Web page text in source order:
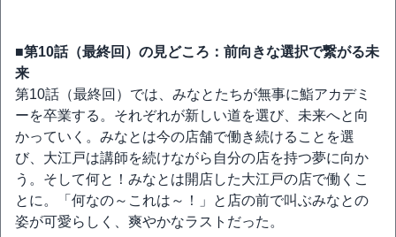
■第10話（最終回）の見どころ：前向きな選択で繋がる未
来
第10話（最終回）では、みなとたちが無事に鮨アカデミ
ーを卒業する。それぞれが新しい道を選び、未来へと向
かっていく。みなとは今の店舗で働き続けることを選
び、大江戸は講師を続けながら自分の店を持つ夢に向か
う。そして何と！みなとは開店した大江戸の店で働くこ
とに。「何なの～これは～！」と店の前で叫ぶみなとの
姿が可愛らしく、爽やかなラストだった。